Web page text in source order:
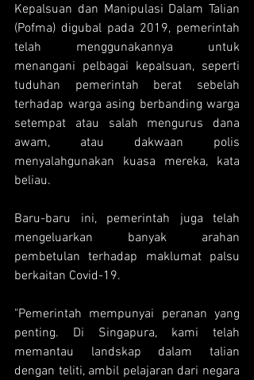
Kepalsuan dan Manipulasi Dalam Talian
(Pofma) digubal pada 2019, pemerintah
telah menggunakannya untuk
menangani pelbagai kepalsuan, seperti
tuduhan pemerintah berat sebelah
terhadap warga asing berbanding warga
setempat atau salah mengurus dana
awam, atau dakwaan polis
menyalahgunakan kuasa mereka, kata
beliau.
Baru-baru ini, pemerintah juga telah
mengeluarkan banyak arahan
pembetulan terhadap maklumat palsu
berkaitan Covid-19.
"Pemerintah mempunyai peranan yang
penting. Di Singapura, kami telah
memantau landskap dalam talian
dengan teliti, ambil pelajaran dari negara